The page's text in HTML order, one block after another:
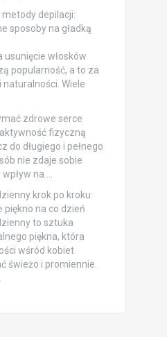
metody depilacji:
sposoby na gładką
usunięcie włosków
popularność, a to za
Wiele
zdrowe serce
fizyczną
do długiego i pełnego
nie zdaje sobie
na …
krok po kroku:
piękno na co dzień
to sztuka
piękna, która
wśród kobiet
świeżo i promiennie.